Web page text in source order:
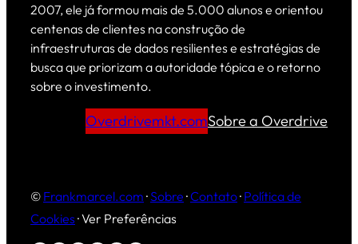
2007, ele já formou mais de 5.000 alunos e orientou
centenas de clientes na construção de
infraestruturas de dados resilientes e estratégias de
busca que priorizam a autoridade tópica e o retorno
sobre o investimento.
Overdrivemkt.comSobre a Overdrive
© Frankmarcel.com ·Sobre ·Contato· Política de
Cookies ·Ver Preferências